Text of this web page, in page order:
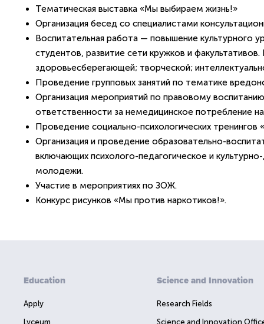
Тематическая выставка «Мы выбираем жизнь!»
Организация бесед со специалистами
Воспитательная работа — повышение культурного
студентов, развитие сети кружков и
здоровьесберегающей; творческой;
Проведение групповых занятий по тематике
Организация мероприятий по правовому
ответственности за немедицинское потребление
Проведение социально-психологических
Организация и проведение образовательно-
включающих психолого-педагогическое и
молодежи.
Участие в мероприятиях по ЗОЖ.
Конкурс рисунков «Мы против наркотиков!».
Education
Apply
Lyceum
Science and Innovation
Research Fields
Science and Innovation